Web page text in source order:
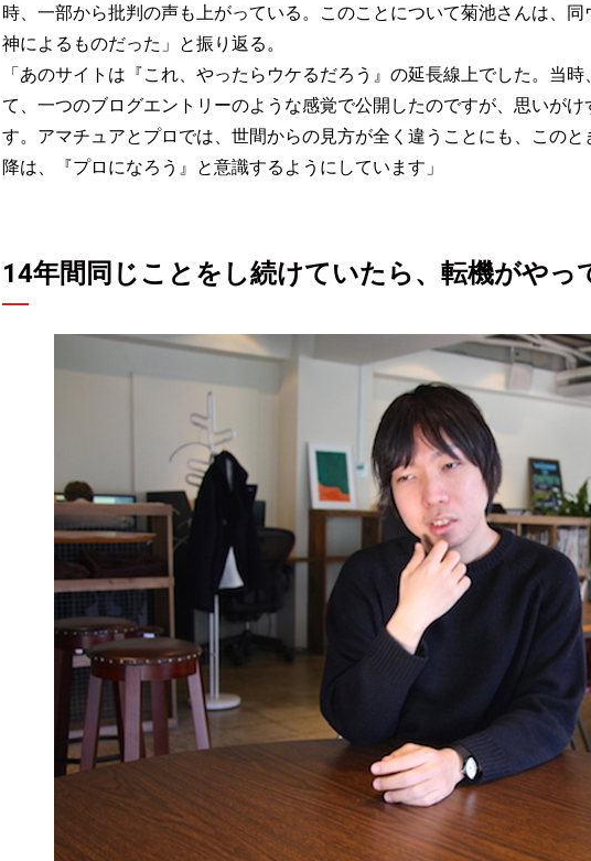
時、一部から批判の声も上がっている。このことについて菊池さんは、
神によるものだった」と振り返る。
「あのサイトは『これ、やったらウケるだろう』の延長線上でした。当
て、一つのブログエントリーのような感覚で公開したのですが、思いが
す。アマチュアとプロでは、世間からの見方が全く違うことにも、この
降は、『プロになろう』と意識するようにしています」
14年間同じことをし続けていたら、転機がやっ